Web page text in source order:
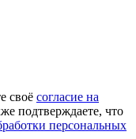
своё согласие на
подтверждаете, что
персональных